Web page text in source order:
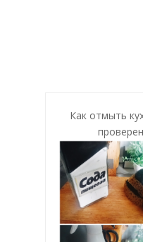
Как отмыть